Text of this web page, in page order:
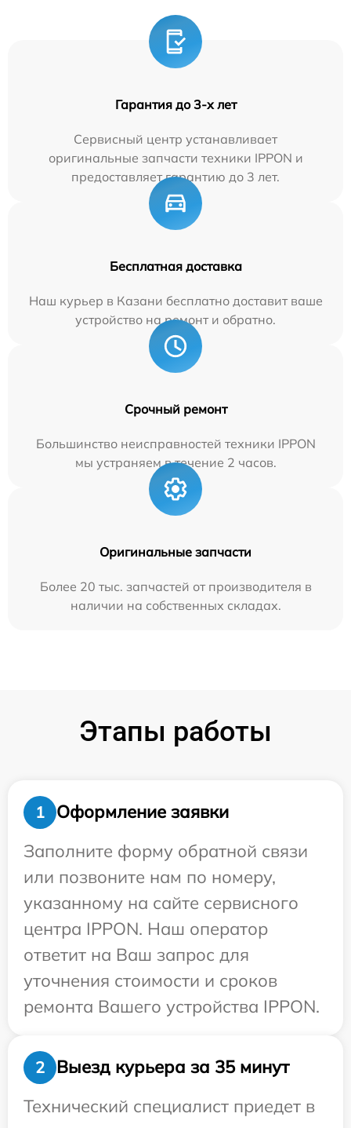
Гарантия до 3-х лет
Сервисный центр устанавливает
оригинальные запчасти техники IPPON и
предоставляет гарантию до 3 лет.
Бесплатная доставка
Наш курьер в Казани бесплатно доставит ваше
устройство на ремонт и обратно.
Срочный ремонт
Большинство неисправностей техники IPPON
мы устраняем в течение 2 часов.
Оригинальные запчасти
Более 20 тыс. запчастей от производителя в
наличии на собственных складах.
Этапы работы
1
Оформление заявки
Заполните форму обратной связи
или позвоните нам по номеру,
указанному на сайте сервисного
центра IPPON. Наш оператор
ответит на Ваш запрос для
уточнения стоимости и сроков
ремонта Вашего устройства IPPON.
2
Выезд курьера за 35 минут
Технический специалист приедет в